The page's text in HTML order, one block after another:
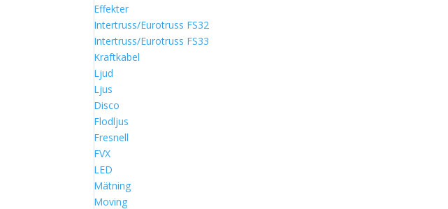
Effekter
Intertruss/Eurotruss FS32
Intertruss/Eurotruss FS33
Kraftkabel
Ljud
Ljus
Disco
Flodljus
Fresnell
FVX
LED
Mätning
Moving